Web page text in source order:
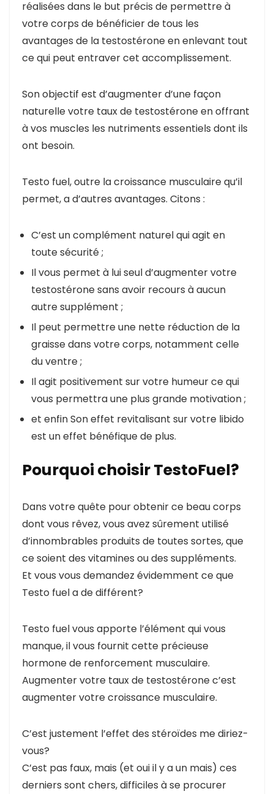
réalisées dans le but précis de permettre à
votre corps de bénéficier de tous les
avantages de la testostérone en enlevant tout
ce qui peut entraver cet accomplissement.
Son objectif est d’augmenter d’une façon
naturelle votre taux de testostérone en offrant
à vos muscles les nutriments essentiels dont ils
ont besoin.
Testo fuel, outre la croissance musculaire qu’il
permet, a d’autres avantages. Citons :
C’est un complément naturel qui agit en
toute sécurité ;
Il vous permet à lui seul d’augmenter votre
testostérone sans avoir recours à aucun
autre supplément ;
Il peut permettre une nette réduction de la
graisse dans votre corps, notamment celle
du ventre ;
Il agit positivement sur votre humeur ce qui
vous permettra une plus grande motivation ;
et enfin Son effet revitalisant sur votre libido
est un effet bénéfique de plus.
Pourquoi choisir TestoFuel?
Dans votre quête pour obtenir ce beau corps
dont vous rêvez, vous avez sûrement utilisé
d’innombrables produits de toutes sortes, que
ce soient des vitamines ou des suppléments.
Et vous vous demandez évidemment ce que
Testo fuel a de différent?
Testo fuel vous apporte l’élément qui vous
manque, il vous fournit cette précieuse
hormone de renforcement musculaire.
Augmenter votre taux de testostérone c’est
augmenter votre croissance musculaire.
C’est justement l’effet des stéroïdes me diriez-
vous?
C’est pas faux, mais (et oui il y a un mais) ces
derniers sont chers, difficiles à se procurer